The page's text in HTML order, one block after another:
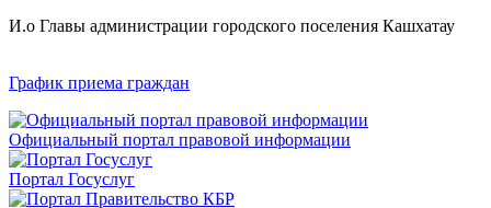
И.о Главы администрации городского поселения Кашхатау
График приема граждан
Официальный портал правовой информации
Портал Госуслуг